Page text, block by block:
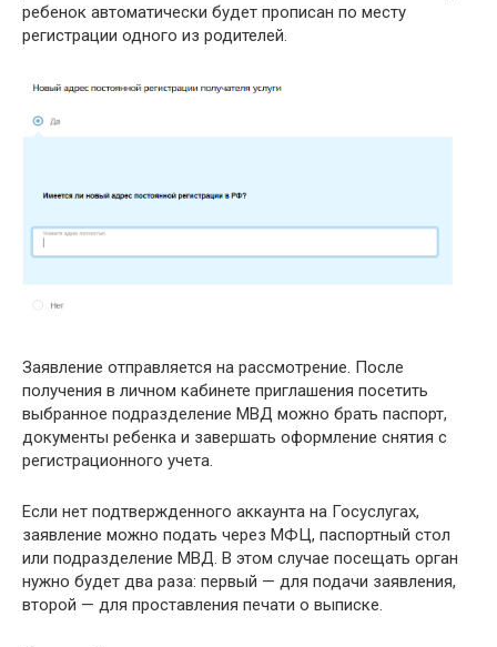
ребенок автоматически будет прописан по месту
регистрации одного из родителей.
Заявление отправляется на рассмотрение. После
получения в личном кабинете приглашения посетить
выбранное подразделение МВД можно брать паспорт,
документы ребенка и завершать оформление снятия с
регистрационного учета.
Если нет подтвержденного аккаунта на Госуслугах,
заявление можно подать через МФЦ, паспортный стол
или подразделение МВД. В этом случае посещать орган
нужно будет два раза: первый — для подачи заявления,
второй — для проставления печати о выписке.